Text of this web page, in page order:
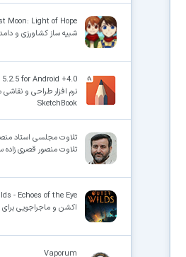
Moon: Light of Hope
شبیه ساز کشاورزی و
for Android +4.0
نرم افزار طراحی و
SketchBook
تلاوت مجلسی استاد
تلاوت منصور قصری زاده
- Echoes of the Eye
اکشن و ماجراجویی برای
Vaporum